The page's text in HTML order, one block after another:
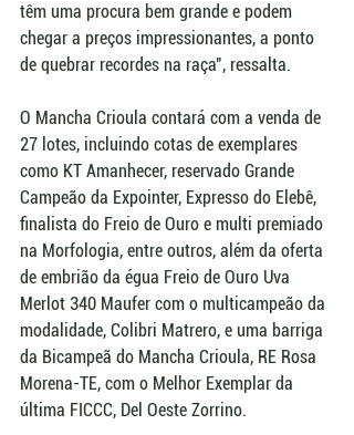
têm uma procura bem grande e podem
chegar a preços impressionantes, a ponto
de quebrar recordes na raça", ressalta.
O Mancha Crioula contará com a venda de
27 lotes, incluindo cotas de exemplares
como KT Amanhecer, reservado Grande
Campeão da Expointer, Expresso do Elebê,
finalista do Freio de Ouro e multi premiado
na Morfologia, entre outros, além da oferta
de embrião da égua Freio de Ouro Uva
Merlot 340 Maufer com o multicampeão da
modalidade, Colibri Matrero, e uma barriga
da Bicampeã do Mancha Crioula, RE Rosa
Morena-TE, com o Melhor Exemplar da
última FICCC, Del Oeste Zorrino.